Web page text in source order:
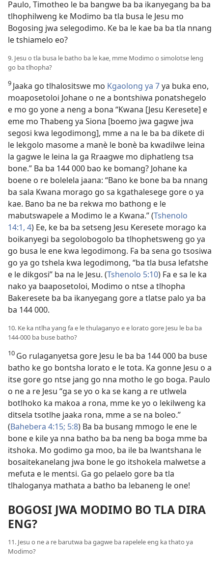
Paulo, Timotheo le ba bangwe ba ba ikanyegang ba ba
tlhophilweng ke Modimo ba tla busa le Jesu mo
Bogosing jwa selegodimo. Ke ba le kae ba ba tla nnang
le tshiamelo eo?
9. Jesu o tla busa le batho ba le kae, mme Modimo o simolotse leng
go ba tlhopha?
9 Jaaka go tlhalositswe mo Kgaolong ya 7ya buka eno,
moaposetoloi Johane o ne a bontshiwa ponatshegelo
e mo go yone a neng a bona “Kwana [Jesu Keresete] e
eme mo Thabeng ya Siona [boemo jwa gagwe jwa
segosi kwa legodimong], mme a na le ba ba dikete di
le lekgolo masome a manè le bonè ba kwadilwe leina
la gagwe le leina la ga Rraagwe mo diphatleng tsa
bone.” Ba ba 144 000 bao ke bomang? Johane ka
boene o re bolelela jaana: “Bano ke bone ba ba nnang
ba sala Kwana morago go sa kgathalesege gore o ya
kae. Bano ba ne ba rekwa mo bathong e le
mabutswapele a Modimo le a Kwana.” (Tshenolo
14:1, 4) Ee, ke ba ba setseng Jesu Keresete morago ka
boikanyegi ba segolobogolo ba tlhophetsweng go ya
go busa le ene kwa legodimong. Fa ba sena go tsosiwa
go ya go tshela kwa legodimong, “ba tla busa lefatshe
e le dikgosi” ba na le Jesu. (Tshenolo 5:10) Fa e sa le ka
nako ya baaposetoloi, Modimo o ntse a tlhopha
Bakeresete ba ba ikanyegang gore a tlatse palo ya ba
ba 144 000.
10. Ke ka ntlha yang fa e le thulaganyo e e lorato gore Jesu le ba ba
144-000 ba buse batho?
10 Go rulaganyetsa gore Jesu le ba ba 144 000 ba buse
batho ke go bontsha lorato e le tota. Ka gonne Jesu o a
itse gore go ntse jang go nna motho le go boga. Paulo
o ne a re Jesu “ga se yo o ka se kang a re utlwela
botlhoko ka makoa a rona, mme ke yo o lekilweng ka
ditsela tsotlhe jaaka rona, mme a se na boleo.”
(Bahebera 4:15; 5:8) Ba ba busang mmogo le ene le
bone e kile ya nna batho ba ba neng ba boga mme ba
itshoka. Mo godimo ga moo, ba ile ba lwantshana le
bosaitekanelang jwa bone le go itshokela malwetse a
mefuta e le mentsi. Ga go pelaelo gore ba tla
tlhaloganya mathata a batho ba lebaneng le one!
BOGOSI JWA MODIMO BO TLA DIRA
ENG?
11. Jesu o ne a re barutwa ba gagwe ba rapelele eng ka thato ya
Modimo?